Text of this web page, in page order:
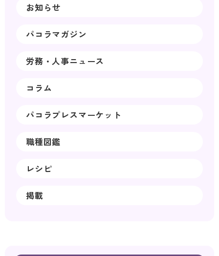
お知らせ
パコラマガジン
労務・人事ニュース
コラム
パコラプレスマーケット
職種図鑑
レシピ
掲載